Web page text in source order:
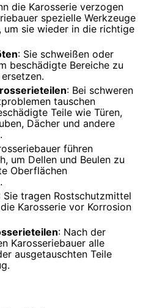
die Karosserie verzogen
spezielle Werkzeuge
um sie wieder in die richtige
: Sie schweißen oder
beschädigte Bereiche zu
: Bei schweren
tauschen
Teile wie Türen,
Dächer und andere
führen
um Dellen und Beulen zu
Oberflächen
Sie tragen Rostschutzmittel
Karosserie vor Korrosion
: Nach der
Karosseriebauer alle
ausgetauschten Teile